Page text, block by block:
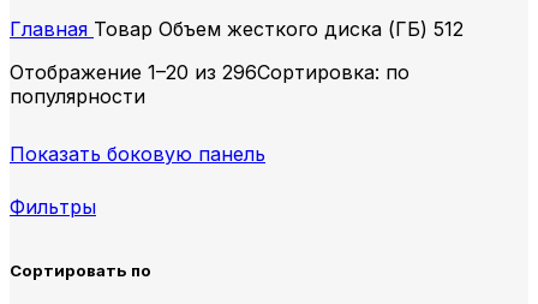
Главная Товар Объем жесткого диска (ГБ) 512
Отображение 1–20 из 296Сортировка: по
популярности
Показать боковую панель
Фильтры
Сортировать по